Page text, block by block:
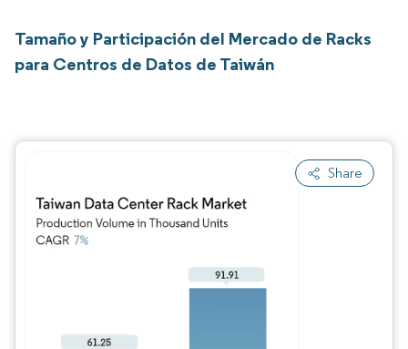
Tamaño y Participación del Mercado de Racks
para Centros de Datos de Taiwán
Share